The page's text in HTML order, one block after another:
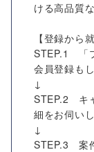
ける高品質
【登録から
STEP.1 「
会員登録も
↓
STEP.2 キ
細をお伺い
↓
STEP.3 案